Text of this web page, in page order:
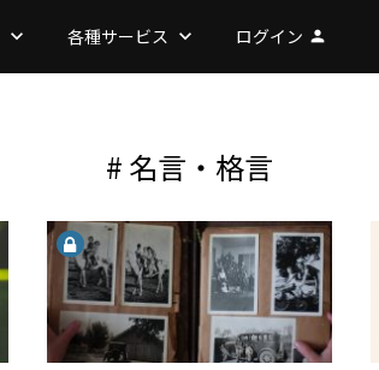
keyboard_arrow_down 各種サービス keyboard_arrow_down ログイン person
# 名言・格言